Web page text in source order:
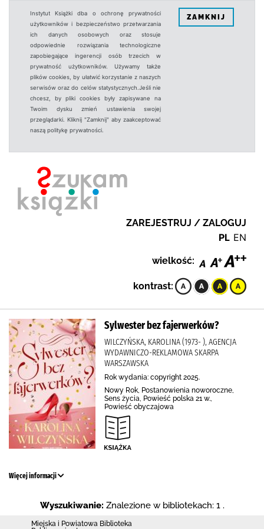
Instytut Książki dba o ochronę prywatności
użytkowników i bezpieczeństwo przetwarzania
ich danych osobowych oraz stosuje
odpowiednie rozwiązania technologiczne
zapobiegające ingerencji osób trzecich w
prywatność użytkowników. Używamy także
plików cookies, by ułatwić korzystanie z naszych
serwisów oraz do celów statystycznych.Jeśli nie
chcesz, by pliki cookies były zapisywane na
Twoim dysku zmień ustawienia swojej
przeglądarki. Kliknij "Zamknij" aby zaakceptować
naszą politykę prywatności.
ZAMKNIJ
ZAREJESTRUJ / ZALOGUJ
PL EN
wielkość:
kontrast:
Sylwester bez fajerwerków?
WILCZYŃSKA, KAROLINA (1973- ), AGENCJA
WYDAWNICZO-REKLAMOWA SKARPA
WARSZAWSKA
Rok wydania: copyright 2025.
Nowy Rok, Postanowienia noworoczne,
Sens życia, Powieść polska 21 w.,
Powieść obyczajowa
Więcej informacji
Wyszukiwanie: Znalezione w bibliotekach: 1 .
Miejska i Powiatowa Biblioteka